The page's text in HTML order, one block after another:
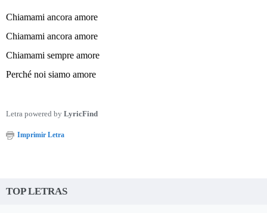
Chiamami ancora amore
Chiamami ancora amore
Chiamami sempre amore
Perché noi siamo amore
Letra powered by LyricFind
Imprimir Letra
TOP LETRAS